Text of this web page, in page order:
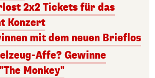
2x2 Tickets für das
Konzert
mit dem neuen Brieflos
Affe? Gewinne
Monkey"